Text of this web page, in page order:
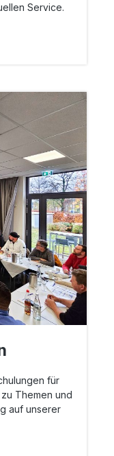
Service.
für
Themen und
auf unserer